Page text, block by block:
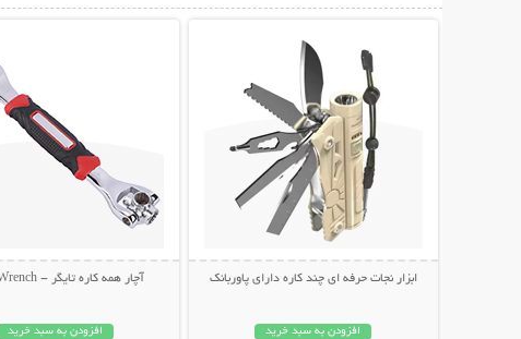
ابزار نجات حرفه ای چند کاره دارای پاوربانک
افزودن به سبد خرید
آچار همه کاره تایگر - Tiger Wrench
افزودن به سبد خرید